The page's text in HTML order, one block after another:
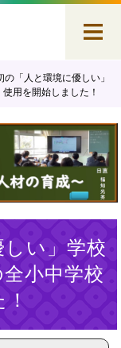
の「人と環境に優しい」
用を開始しました！
い」学校
小中学校